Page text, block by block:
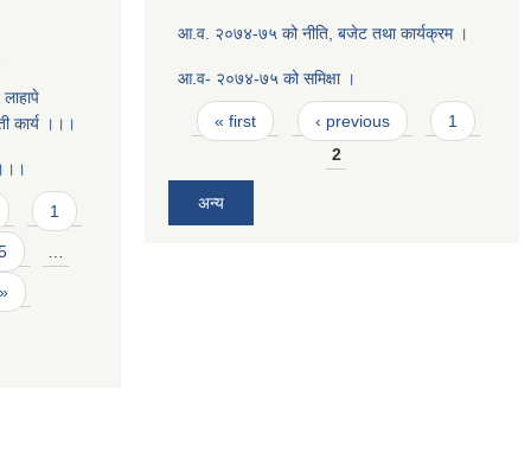
कार्य ।।।
1
आ.व. २०७४-७५ को नीति, बजेट तथा कार्यक्रम ।
आ.व- २०७४-७५ को समिक्षा ।
Pages
« first ‹ previous
1
2
अन्य